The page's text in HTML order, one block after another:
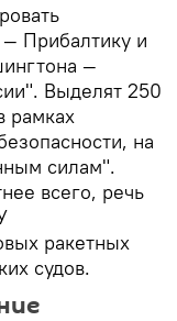
Прибалтику и
—
Выделят 250
рамках
на
силам".
всего, речь
ракетных
судов.